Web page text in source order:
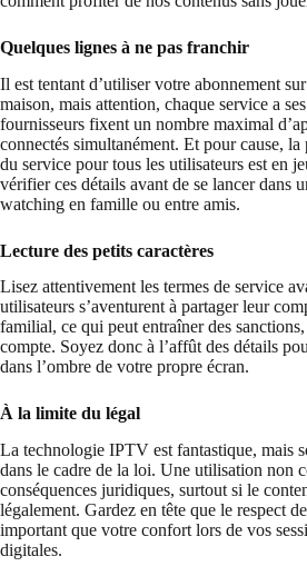
Quelques lignes à ne pas franchir
Il est tentant d’utiliser votre abonnement
maison, mais attention, chaque service a
fournisseurs fixent un nombre maximal
connectés simultanément. Et pour cause,
du service pour tous les utilisateurs est en
vérifier ces détails avant de se lancer dans
watching en famille ou entre amis.
Lecture des petits caractères
Lisez attentivement les termes de service
utilisateurs s’aventurent à partager leur
familial, ce qui peut entraîner des
compte. Soyez donc à l’affût des détails
dans l’ombre de votre propre écran.
À la limite du légal
La technologie IPTV est fantastique, mais
dans le cadre de la loi. Une utilisation non
conséquences juridiques, surtout si le
légalement. Gardez en tête que le respect
important que votre confort lors de vos
digitales.